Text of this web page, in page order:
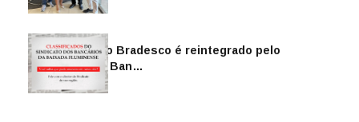
Mai 13, 2026
Funcionário do Bradesco é reintegrado pelo
Sindicato dos Ban…
Abr 08, 2026